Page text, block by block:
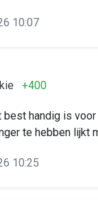
10:07
+400
best handig is
te hebben lijkt
10:25